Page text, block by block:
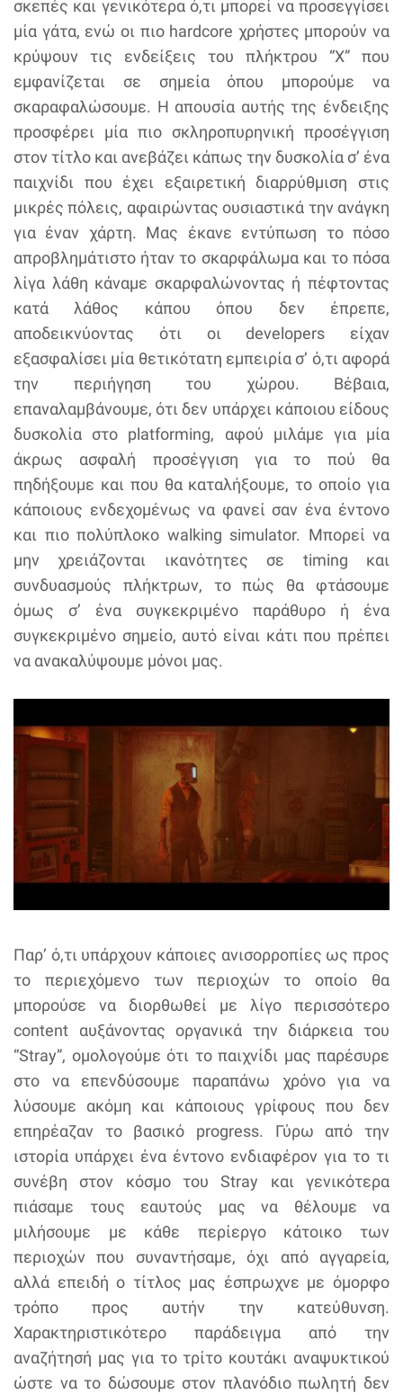
σκεπές και γενικότερα ό,τι μπορεί να προσεγγίσει
μία γάτα, ενώ οι πιο hardcore χρήστες μπορούν να
κρύψουν τις ενδείξεις του πλήκτρου “X” που
εμφανίζεται σε σημεία όπου μπορούμε να
σκαραφαλώσουμε. Η απουσία αυτής της ένδειξης
προσφέρει μία πιο σκληροπυρηνική προσέγγιση
στον τίτλο και ανεβάζει κάπως την δυσκολία σ’ ένα
παιχνίδι που έχει εξαιρετική διαρρύθμιση στις
μικρές πόλεις, αφαιρώντας ουσιαστικά την ανάγκη
για έναν χάρτη. Μας έκανε εντύπωση το πόσο
απροβλημάτιστο ήταν το σκαρφάλωμα και το πόσα
λίγα λάθη κάναμε σκαρφαλώνοντας ή πέφτοντας
κατά λάθος κάπου όπου δεν έπρεπε,
αποδεικνύοντας ότι οι developers είχαν
εξασφαλίσει μία θετικότατη εμπειρία σ’ ό,τι αφορά
την περιήγηση του χώρου. Βέβαια,
επαναλαμβάνουμε, ότι δεν υπάρχει κάποιου είδους
δυσκολία στο platforming, αφού μιλάμε για μία
άκρως ασφαλή προσέγγιση για το πού θα
πηδήξουμε και που θα καταλήξουμε, το οποίο για
κάποιους ενδεχομένως να φανεί σαν ένα έντονο
και πιο πολύπλοκο walking simulator. Μπορεί να
μην χρειάζονται ικανότητες σε timing και
συνδυασμούς πλήκτρων, το πώς θα φτάσουμε
όμως σ’ ένα συγκεκριμένο παράθυρο ή ένα
συγκεκριμένο σημείο, αυτό είναι κάτι που πρέπει
να ανακαλύψουμε μόνοι μας.
Παρ’ ό,τι υπάρχουν κάποιες ανισορροπίες ως προς
το περιεχόμενο των περιοχών το οποίο θα
μπορούσε να διορθωθεί με λίγο περισσότερο
content αυξάνοντας οργανικά την διάρκεια του
“Stray”, ομολογούμε ότι το παιχνίδι μας παρέσυρε
στο να επενδύσουμε παραπάνω χρόνο για να
λύσουμε ακόμη και κάποιους γρίφους που δεν
επηρέαζαν το βασικό progress. Γύρω από την
ιστορία υπάρχει ένα έντονο ενδιαφέρον για το τι
συνέβη στον κόσμο του Stray και γενικότερα
πιάσαμε τους εαυτούς μας να θέλουμε να
μιλήσουμε με κάθε περίεργο κάτοικο των
περιοχών που συναντήσαμε, όχι από αγγαρεία,
αλλά επειδή ο τίτλος μας έσπρωχνε με όμορφο
τρόπο προς αυτήν την κατεύθυνση.
Χαρακτηριστικότερο παράδειγμα από την
αναζήτησή μας για το τρίτο κουτάκι αναψυκτικού
ώστε να το δώσουμε στον πλανόδιο πωλητή δεν